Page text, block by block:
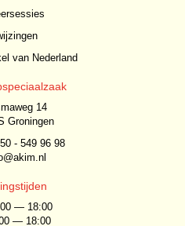
van Nederland
14
Groningen
- 549 96 98
— 18:00
— 18:00